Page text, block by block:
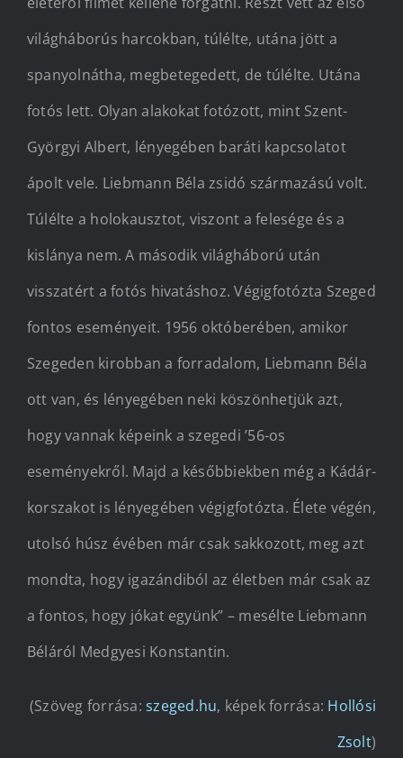
világháborús harcokban, túlélte, utána jött a
spanyolnátha, megbetegedett, de túlélte. Utána
fotós lett. Olyan alakokat fotózott, mint Szent-
Györgyi Albert, lényegében baráti kapcsolatot
ápolt vele. Liebmann Béla zsidó származású volt.
Túlélte a holokausztot, viszont a felesége és a
kislánya nem. A második világháború után
visszatért a fotós hivatáshoz. Végigfotózta Szeged
fontos eseményeit. 1956 októberében, amikor
Szegeden kirobban a forradalom, Liebmann Béla
ott van, és lényegében neki köszönhetjük azt,
hogy vannak képeink a szegedi ’56-os
eseményekről. Majd a későbbiekben még a Kádár-
korszakot is lényegében végigfotózta. Élete végén,
utolsó húsz évében már csak sakkozott, meg azt
mondta, hogy igazándiból az életben már csak az
a fontos, hogy jókat együnk” – mesélte Liebmann
Béláról Medgyesi Konstantin.
(Szöveg forrása:szeged.hu, képek forrása: Hollósi
Zsolt)